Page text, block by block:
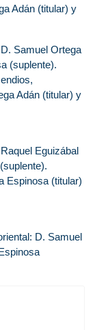
Adán (titular) y
Samuel Ortega
(suplente).
Adán (titular) y
Eguizábal
Espinosa (titular)
D. Samuel